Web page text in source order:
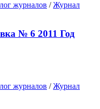
журналов /Журнал
№ 6 2011 Год
журналов /Журнал